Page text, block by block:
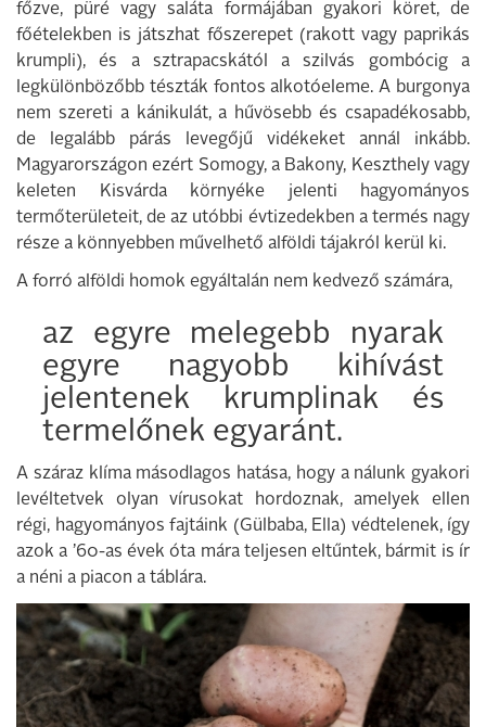
főzve, püré vagy saláta formájában gyakori köret, de
főételekben is játszhat főszerepet (rakott vagy paprikás
krumpli), és a sztrapacskától a szilvás gombócig a
legkülönbözőbb tészták fontos alkotóeleme. A burgonya
nem szereti a kánikulát, a hűvösebb és csapadékosabb,
de legalább párás levegőjű vidékeket annál inkább.
Magyarországon ezért Somogy, a Bakony, Keszthely vagy
keleten Kisvárda környéke jelenti hagyományos
termőterületeit, de az utóbbi évtizedekben a termés nagy
része a könnyebben művelhető alföldi tájakról kerül ki.
A forró alföldi homok egyáltalán nem kedvező számára,
az egyre melegebb nyarak
egyre nagyobb kihívást
jelentenek krumplinak és
termelőnek egyaránt.
A száraz klíma másodlagos hatása, hogy a nálunk gyakori
levéltetvek olyan vírusokat hordoznak, amelyek ellen
régi, hagyományos fajtáink (Gülbaba, Ella) védtelenek, így
azok a ’60-as évek óta mára teljesen eltűntek, bármit is ír
a néni a piacon a táblára.